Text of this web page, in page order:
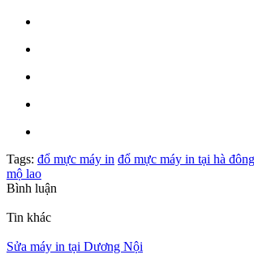
Tags: đổ mực máy in đổ mực máy in tại hà đông
mộ lao
Bình luận
Tin khác
Sửa máy in tại Dương Nội